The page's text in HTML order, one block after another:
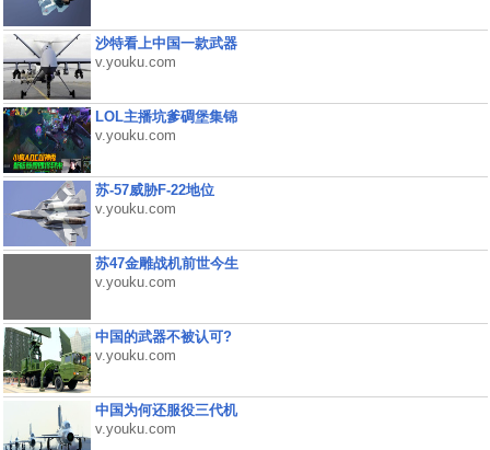
沙特看上中国一款武器
v.youku.com
LOL主播坑爹碉堡集锦
v.youku.com
苏-57威胁F-22地位
v.youku.com
苏47金雕战机前世今生
v.youku.com
中国的武器不被认可?
v.youku.com
中国为何还服役三代机
v.youku.com